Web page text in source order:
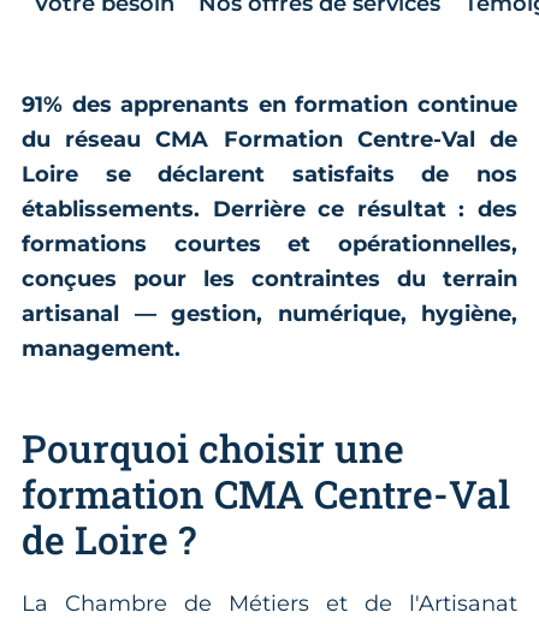
91% des apprenants en formation continue
du réseau CMA Formation Centre-Val de
Loire se déclarent satisfaits de nos
établissements. Derrière ce résultat : des
formations courtes et opérationnelles,
conçues pour les contraintes du terrain
artisanal — gestion, numérique, hygiène,
management.
Pourquoi choisir une
formation CMA Centre-Val
de Loire ?
La Chambre de Métiers et de l'Artisanat